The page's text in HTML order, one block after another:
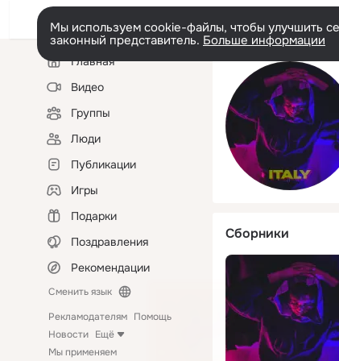
Мы используем cookie-файлы, чтобы улучшить
законный представитель. Больше информации
Левая
колонкаГлавная
Видео
Группы
Люди
Публикации
Игры
Подарки
Поздравления
Рекомендации
Сменить язык
Рекламодателям Помощь
Новости Ещё
Мы применяем
Сборники